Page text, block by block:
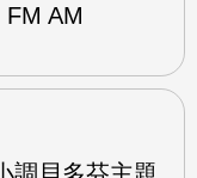
FM AM